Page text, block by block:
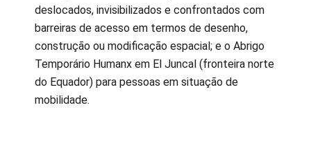
deslocados, invisibilizados e confrontados com
barreiras de acesso em termos de desenho,
construção ou modificação espacial; e o Abrigo
Temporário Humanx em El Juncal (fronteira norte
do Equador) para pessoas em situação de
mobilidade.